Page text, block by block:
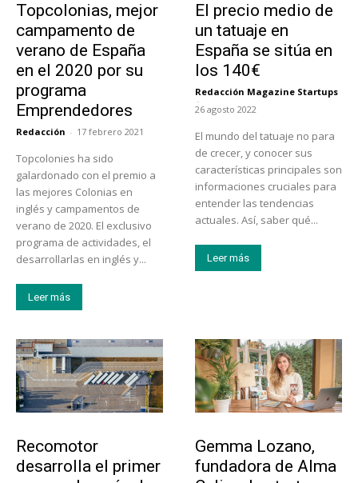
Topcolonias, mejor
campamento de
verano de España
en el 2020 por su
programa
Emprendedores
Redacción - 17 febrero 2021
Topcolonies ha sido
galardonado con el premio a
las mejores Colonias en
inglés y campamentos de
verano de 2020. El exclusivo
programa de actividades, el
desarrollarlas en inglés y...
Leer más
El precio medio de
un tatuaje en
España se sitúa en
los 140€
Redacción Magazine Startups
-
26 agosto 2022
El mundo del tatuaje no para
de crecer, y conocer sus
características principales son
informaciones cruciales para
entender las tendencias
actuales. Así, saber qué...
Leer más
Recomotor
desarrolla el primer
Gemma Lozano,
fundadora de Alma